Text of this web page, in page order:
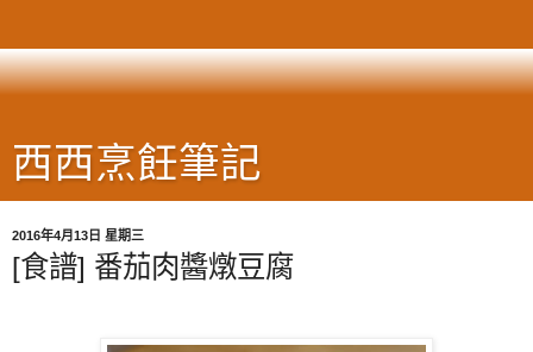
西西烹飪筆記
2016年4月13日 星期三
[食譜] 番茄肉醬燉豆腐